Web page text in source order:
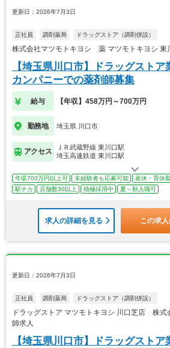
更新日：2026年7月3日
正社員 調剤薬局 ドラッグストア（調剤併設）
株式会社マツモトキヨシ 薬 マツモトキヨシ 東
【埼玉県川口市】ドラッグスト
カンパニーでの薬剤師募集
給与 【年収】458万円～700万円
勤務地 埼玉県 川口市
アクセス
ＪＲ武蔵野線 東川口駅
埼玉高速鉄道 東川口駅
年収700万円以上可 未経験者も応募可能 産休・育休
駅チカ
店舗数30以上 積極採用中 夏～秋入職可
求人の詳細を見る この求
更新日：2026年7月3日
正社員 調剤薬局 ドラッグストア（調剤併設）
ドラッグストア マツモトキヨシ 川口芝店 株式
師求人
【埼玉県川口市】ドラッグスト